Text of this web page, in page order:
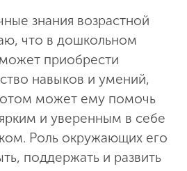
знания возрастной
что в дошкольном
приобрести
навыков и умений,
может ему помочь
и уверенным в себе
Роль окружающих его
поддержать и развить